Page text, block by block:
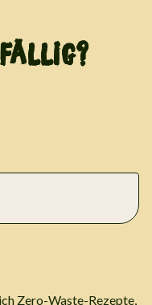
Zero-Waste-Rezepte,